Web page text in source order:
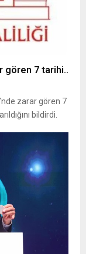
gören 7 tarihi..
zarar gören 7
bildirdi.